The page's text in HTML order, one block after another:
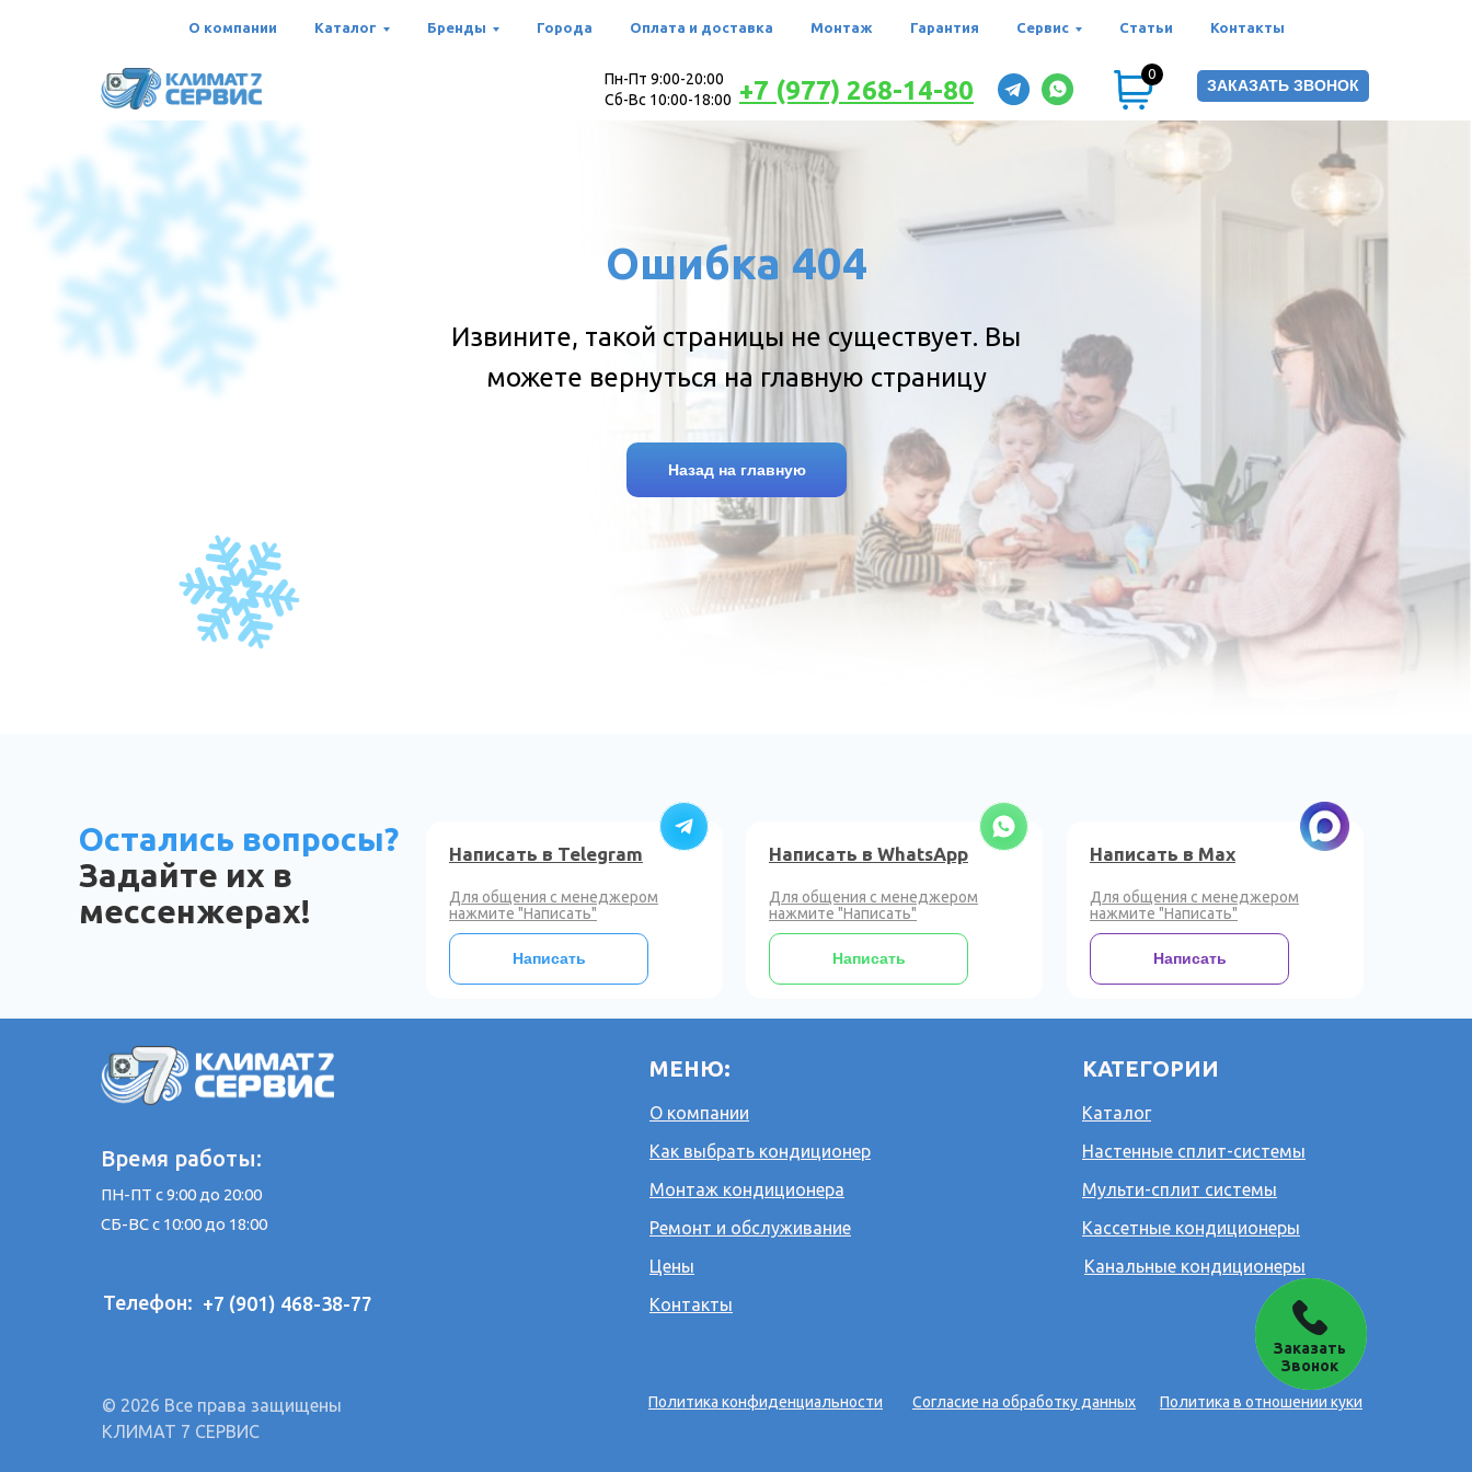
О компании Каталог Бренды Города Оплата и доставка Монтаж Гарантия Сервис Статьи Контакты
ЗАКАЗАТЬ ЗВОНОК
+7 (977) 268-14-80
Пн-Пт 9:00-20:00
Сб-Вс 10:00-18:00
0
Ошибка 404
Извините, такой страницы не существует. Вы
можете вернуться на главную страницу
Назад на главную
Остались вопросы?
Задайте их в
мессенжерах!
Написать в WhatsApp
Для общения с менеджером
нажмите "Написать"
Написать
Написать в Max
Для общения с менеджером
нажмите "Написать"
Написать
Написать в Telegram
Для общения с менеджером
нажмите "Написать"
Написать
Политика в отношении куки
Согласие на обработку данных
Политика конфиденциальности
Время работы:
ПН-ПТ с 9:00 до 20:00
СБ-ВС с 10:00 до 18:00
МЕНЮ:
О компании
Как выбрать кондиционер
Цены
Ремонт и обслуживание
Контакты
Кассетные кондиционеры
Канальные кондиционеры
Настенные сплит-системы
Мульти-сплит системы
Каталог
КАТЕГОРИИ
Монтаж кондиционера
© 2026 Все права защищены
КЛИМАТ 7 СЕРВИС
Телефон: +7 (901) 468-38-77
Заказать
Звонок